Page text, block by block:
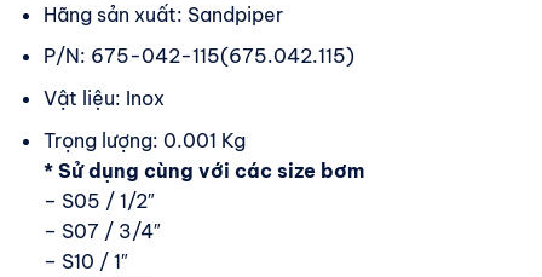
Hãng sản xuất: Sandpiper
P/N: 675-042-115(675.042.115)
Vật liệu: Inox
Trọng lượng: 0.001 Kg
* Sử dụng cùng với các size bơm
– S05 / 1/2″
– S07 / 3/4″
– S10 / 1″